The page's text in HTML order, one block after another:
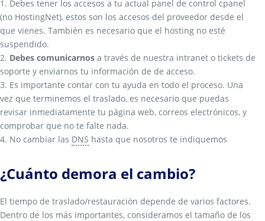
1. Debes tener los accesos a tu actual panel de control cpanel
(no HostingNet), estos son los accesos del proveedor desde el
que vienes. También es necesario que el hosting no esté
suspendido.
2. Debes comunicarnos a través de nuestra intranet o tickets de
soporte y enviarnos tu información de de acceso.
3. Es importante contar con tu ayuda en todo el proceso. Una
vez que terminemos el traslado, es necesario que puedas
revisar inmediatamente tu página web, correos electrónicos, y
comprobar que no te falte nada.
4. No cambiar las DNS hasta que nosotros te indiquemos
¿Cuánto demora el cambio?
El tiempo de traslado/restauración depende de varios factores.
Dentro de los más importantes, consideramos el tamaño de los